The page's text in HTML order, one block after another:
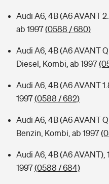
Audi A6, 4B (A6 AVANT
ab 1997(0588 / 680)
Audi A6, 4B (A6 AVANT
Diesel, Kombi, ab 1997
Audi A6, 4B (A6 AVANT
1997(0588 / 682)
Audi A6, 4B (A6 AVANT
Benzin, Kombi, ab 1997
Audi A6, 4B (A6 AVANT),
1997(0588 / 684)